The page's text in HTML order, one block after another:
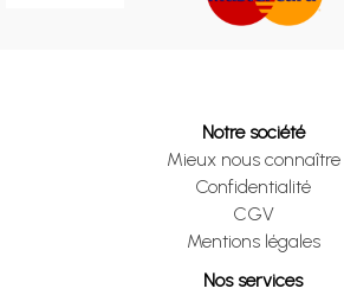
Notre société
Mieux nous connaître
Confidentialité
CGV
Mentions légales
Nos services